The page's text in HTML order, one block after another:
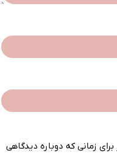
زمانی که دوباره دیدگاهی